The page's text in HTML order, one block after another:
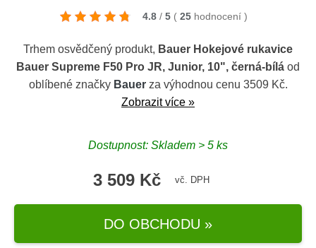
4.8 / 5 ( 25 hodnocení )
Trhem osvědčený produkt, Bauer Hokejové rukavice
Bauer Supreme F50 Pro JR, Junior, 10", černá-bílá od
oblíbené značky Bauerza výhodnou cenu 3509 Kč.
Zobrazit více »
Dostupnost: Skladem > 5 ks
3 509 Kč vč. DPH
DO OBCHODU »